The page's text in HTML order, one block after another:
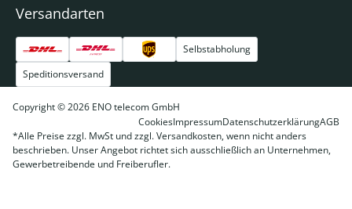
Versandarten
Selbstabholung
Speditionsversand
Copyright © 2026 ENO telecom GmbH
CookiesImpressumDatenschutzerklärungAGB
*Alle Preise zzgl. MwSt und zzgl. Versandkosten, wenn nicht anders
beschrieben. Unser Angebot richtet sich ausschließlich an Unternehmen,
Gewerbetreibende und Freiberufler.